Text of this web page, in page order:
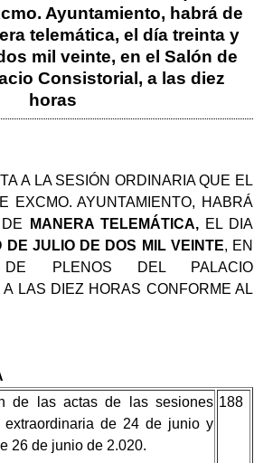
Ayuntamiento, habrá de
telemática, el día treinta y
mil veinte, en el Salón de
Consistorial, a las diez
horas
A LA SESIÓN ORDINARIA QUE EL
EXCMO. AYUNTAMIENTO, HABRÁ
MANERA TELEMÁTICA, EL DIA
DE JULIO DE DOS MIL VEINTE, EN
PLENOS DEL PALACIO
A LAS DIEZ HORAS CONFORME AL
de las actas de las sesiones
extraordinaria de 24 de junio y
26 de junio de 2.020.
188